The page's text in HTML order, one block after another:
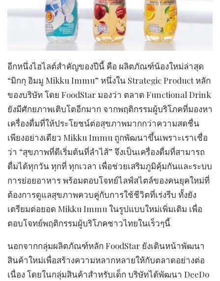
​อีกหนึ่งไฮไลต์สำคัญของปีนี้ คือ ผลิตภัณฑ์น้องใหม่ล่าสุด
“มิกกุ อิมมู Mikku Immu” หนึ่งใน Strategic Product หลัก
ของบริษัท โดย FoodStar มองว่า ตลาด Functional Drink
ยังมีศักยภาพเติบโตอีกมาก จากพฤติกรรมผู้บริโภคที่มองหา
เครื่องดื่มที่ให้ประโยชน์ต่อสุขภาพมากกว่าความสดชื่น
เพียงอย่างเดียว Mikku Immu ถูกพัฒนาขึ้นเพราะเราเชื่อ
ว่า “สุขภาพที่ดีเริ่มต้นที่ลำไส้” จึงเป็นเครื่องดื่มที่สามารถ
ดื่มได้ทุกวัน ทุกที่ ทุกเวลา เพื่อช่วยเสริมภูมิคุ้มกันและระบบ
การย่อยอาหาร พร้อมตอบโจทย์ไลฟ์สไตล์ของคนยุคใหม่ที่
ต้องการดูแลสุขภาพควบคู่กับการใช้ชีวิตที่เร่งรีบ ทั้งยัง
เตรียมต่อยอด Mikku Immu ในรูปแบบใหม่เพิ่มเติม เพื่อ
ตอบโจทย์พฤติกรรมผู้บริโภคชาวไทยในเร็วๆนี้
​นอกจากกลุ่มผลิตภัณฑ์หลัก FoodStar ยังเดินหน้าพัฒนา
สินค้าใหม่เพื่อสร้างความหลากหลายให้กับตลาดอย่างต่อ
เนื่อง โดยในกลุ่มสินค้าสำหรับเด็ก บริษัทได้พัฒนา DeeDo